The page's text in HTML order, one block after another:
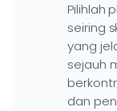
Pilihlah
seiring
yang
sejauh
dan